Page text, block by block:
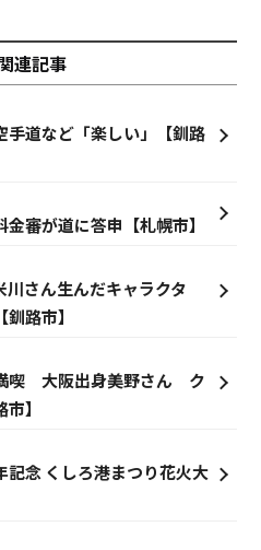
連記事
道など「楽しい」【釧路
審が道に答申【札幌市】
さん生んだキャラクタ
路市】
喫 大阪出身美野さん ク
】
記念 くしろ港まつり花火大